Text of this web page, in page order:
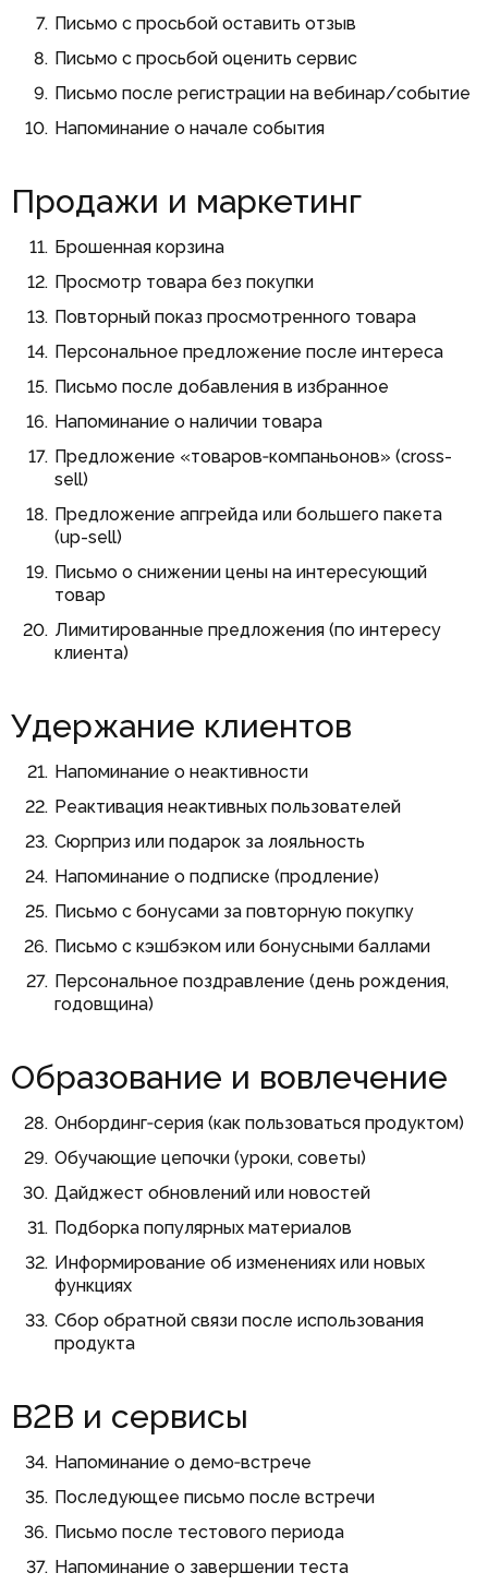
Письмо с просьбой оставить отзыв
Письмо с просьбой оценить сервис
Письмо после регистрации на вебинар/событие
Напоминание о начале события
Продажи и маркетинг
Брошенная корзина
Просмотр товара без покупки
Повторный показ просмотренного товара
Персональное предложение после интереса
Письмо после добавления в избранное
Напоминание о наличии товара
Предложение «товаров‑компаньонов» (cross-
sell)
Предложение апгрейда или большего пакета
(up-sell)
Письмо о снижении цены на интересующий
товар
Лимитированные предложения (по интересу
клиента)
Удержание клиентов
Напоминание о неактивности
Реактивация неактивных пользователей
Сюрприз или подарок за лояльность
Напоминание о подписке (продление)
Письмо с бонусами за повторную покупку
Письмо с кэшбэком или бонусными баллами
Персональное поздравление (день рождения,
годовщина)
Образование и вовлечение
Онбординг‑серия (как пользоваться продуктом)
Обучающие цепочки (уроки, советы)
Дайджест обновлений или новостей
Подборка популярных материалов
Информирование об изменениях или новых
функциях
Сбор обратной связи после использования
продукта
B2B и сервисы
Напоминание о демо‑встрече
Последующее письмо после встречи
Письмо после тестового периода
Напоминание о завершении теста